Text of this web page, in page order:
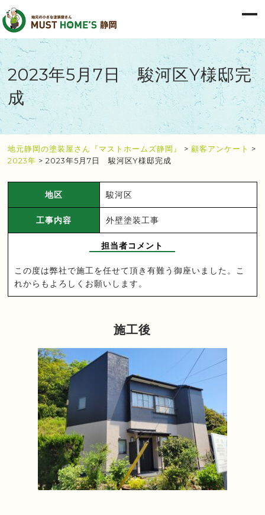
2023年5月7日 駿河区Y様邸完
成
地元静岡の塗装屋さん『マストホームズ静岡』 >顧客アンケート >
2023年 >2023年5月7日 駿河区Y様邸完成
地区 駿河区
工事内容 外壁塗装工事
担当者コメント
この度は弊社で施工を任せて頂き有難う御座いました。こ
れからもよろしくお願いします。
施工後